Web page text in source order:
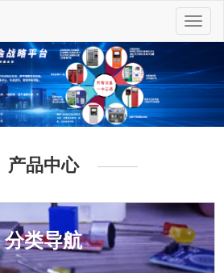
切
换
航
产品中心
分类导航